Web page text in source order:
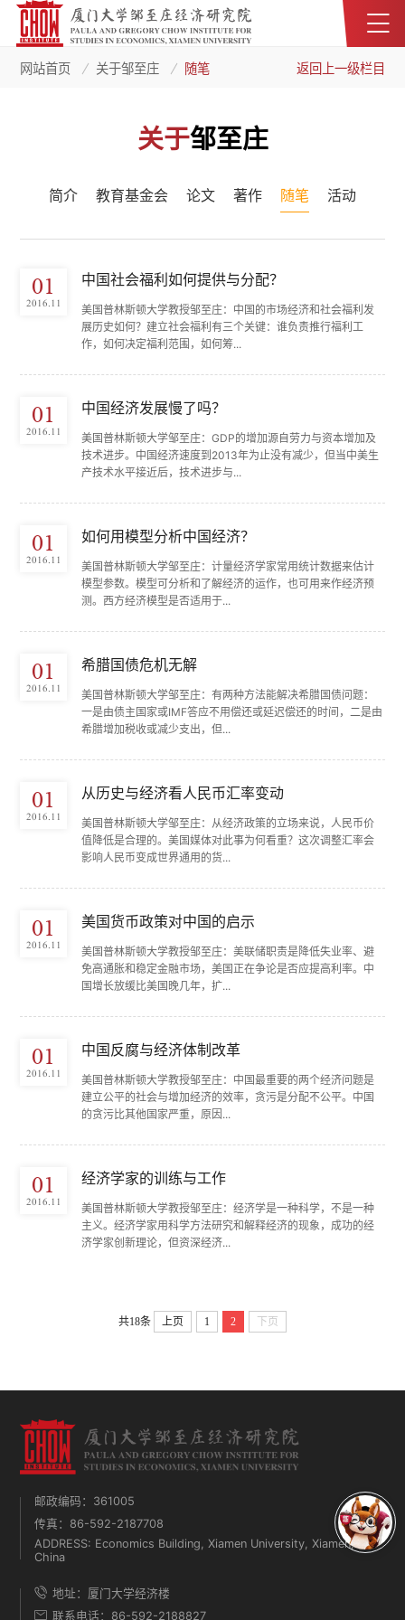
网站首页 关于邹至庄 随笔 返回上一级栏目
关于邹至庄
简介 教育基金会 论文 著作 随笔 活动
01
2016.11
中国社会福利如何提供与分配？
美国普林斯顿大学教授邹至庄：中国的市场经济和社会福利发
展历史如何？建立社会福利有三个关键：谁负责推行福利工
作，如何决定福利范围，如何筹...
01
2016.11
中国经济发展慢了吗？
美国普林斯顿大学邹至庄：GDP的增加源自劳力与资本增加及
技术进步。中国经济速度到2013年为止没有减少，但当中美生
产技术水平接近后，技术进步与...
01
2016.11
如何用模型分析中国经济？
美国普林斯顿大学邹至庄：计量经济学家常用统计数据来估计
模型参数。模型可分析和了解经济的运作，也可用来作经济预
测。西方经济模型是否适用于...
01
2016.11
希腊国债危机无解
美国普林斯顿大学邹至庄：有两种方法能解决希腊国债问题：
一是由债主国家或IMF答应不用偿还或延迟偿还的时间，二是由
希腊增加税收或减少支出，但...
01
2016.11
从历史与经济看人民币汇率变动
美国普林斯顿大学邹至庄：从经济政策的立场来说，人民币价
值降低是合理的。美国媒体对此事为何看重？这次调整汇率会
影响人民币变成世界通用的货...
01
2016.11
美国货币政策对中国的启示
美国普林斯顿大学教授邹至庄：美联储职责是降低失业率、避
免高通胀和稳定金融市场，美国正在争论是否应提高利率。中
国增长放缓比美国晚几年，扩...
01
2016.11
中国反腐与经济体制改革
美国普林斯顿大学教授邹至庄：中国最重要的两个经济问题是
建立公平的社会与增加经济的效率，贪污是分配不公平。中国
的贪污比其他国家严重，原因...
01
2016.11
经济学家的训练与工作
美国普林斯顿大学教授邹至庄：经济学是一种科学，不是一种
主义。经济学家用科学方法研究和解释经济的现象，成功的经
济学家创新理论，但资深经济...
共18条 上页 1 2 下页
邮政编码：361005
传真：86-592-2187708
ADDRESS: Economics Building, Xiamen University, Xiamen,
China
地址：厦门大学经济楼
联系电话：86-592-2188827